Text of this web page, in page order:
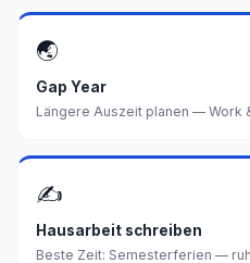
🌏
Gap Year
Längere Auszeit planen — Work
✍️
Hausarbeit schreiben
Beste Zeit: Semesterferien —